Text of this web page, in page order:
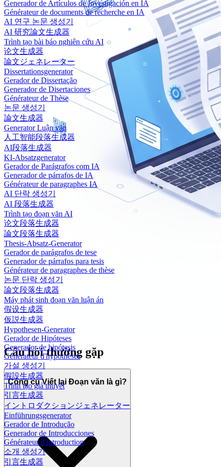
Generador de Artículos de Investigación en IA
Générateur de documents de recherche en IA
AI 연구 논문 생성기
AI 研究論文生成器
Trình tạo bài báo nghiên cứu AI
论文生成器
論文ジェネレーター
Dissertationsgenerator
Gerador de Dissertação
Generador de Disertaciones
Générateur de Thèse
논문 생성기
論文生成器
Generator Luận văn
人工智能段落生成器
AI段落生成器
KI-Absatzgenerator
Gerador de Parágrafos com IA
Generador de párrafos de IA
Générateur de paragraphes IA
AI 단락 생성기
AI 段落生成器
Trình tạo đoạn văn AI
论文段落生成器
論文段落生成器
Thesis-Absatz-Generator
Gerador de parágrafos de tese
Generador de párrafos para tesis
Générateur de paragraphes de thèse
논문 단락 생성기
論文段落生成器
Máy phát sinh đoạn văn luận án
假设生成器
仮説生成器
Hypothesen-Generator
Gerador de Hipóteses
Generador de hipótesis
Générateur d'hypothèses
가설 생성기
假設生成器
Trình tạo giả thuyết
引言生成器
イントロダクションジェネレーター
Einführungsgenerator
Gerador de Introdução
Generador de Introducciones
Générateur d'Introduction
소개 생성기
引言生成器
Câu hỏi thường gặp
Công cụ Viết lại Đoạn văn là gì?